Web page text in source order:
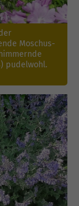
Moschus-
pudelwohl.